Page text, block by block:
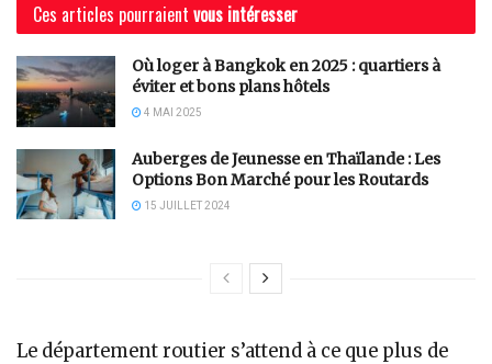
Ces articles pourraient vous intéresser
Où loger à Bangkok en 2025 : quartiers à
éviter et bons plans hôtels
4 MAI 2025
Auberges de Jeunesse en Thaïlande : Les
Options Bon Marché pour les Routards
15 JUILLET 2024
Le département routier s’attend à ce que plus de